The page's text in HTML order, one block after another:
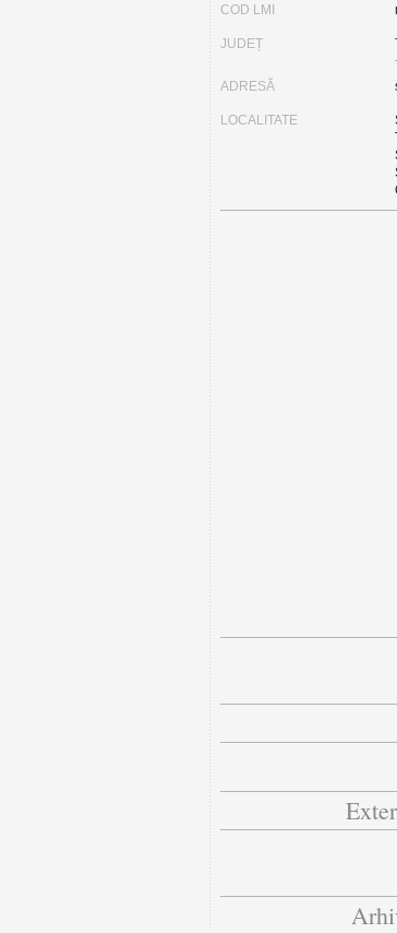
COD LMI
JUDEȚ
ADRESĂ
LOCALITATE